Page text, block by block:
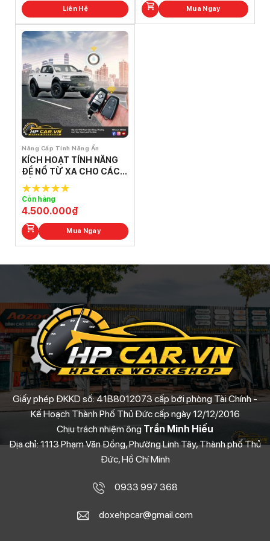
Liên Hệ Mua Ngay
Nâng Cấp Tính Năng Ẩn
KÍCH HOẠT TÍNH NĂNG
ĐỀ NỔ TỪ XA CHO CÁC
DÒNG XE FORD
4.500.000₫
5.0out of
5
Còn hàng
Mua Ngay
Giấy phép ĐKKD số: 41B8012073 cấp bới phòng Tài Chính -
Kế Hoạch Thành Phố Thủ Đức cấp ngày 12/12/2016
Chịu trách nhiệm ông Trần Minh Hiếu
Địa chỉ: 1113 Phạm Văn Đồng, Phường Linh Tây, Thành phố Thủ
Đức, Hồ Chí Minh
0933 997 368
doxehpcar@gmail.com